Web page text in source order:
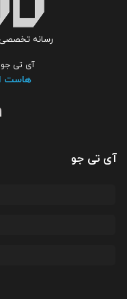
رسانه تخصصی
آی تی جو
هاست
آی تی جو